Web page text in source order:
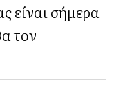
είναι σήμερα
τον